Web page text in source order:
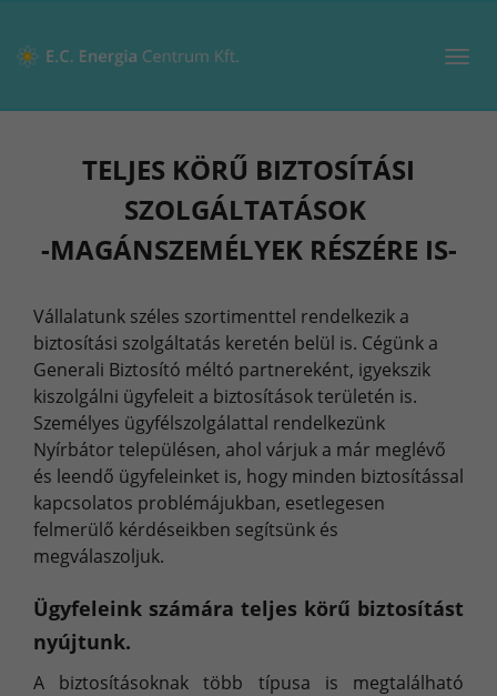
TELJES KÖRŰ BIZTOSÍTÁSI
SZOLGÁLTATÁSOK
-MAGÁNSZEMÉLYEK RÉSZÉRE IS-
Vállalatunk széles szortimenttel rendelkezik a
biztosítási szolgáltatás keretén belül is. Cégünk a
Generali Biztosító méltó partnereként, igyekszik
kiszolgálni ügyfeleit a biztosítások területén is.
Személyes ügyfélszolgálattal rendelkezünk
Nyírbátor településen, ahol várjuk a már meglévő
és leendő ügyfeleinket is, hogy minden biztosítással
kapcsolatos problémájukban, esetlegesen
felmerülő kérdéseikben segítsünk és
megválaszoljuk.
Ügyfeleink számára teljes körű biztosítást
nyújtunk.
A biztosításoknak több típusa is megtalálható